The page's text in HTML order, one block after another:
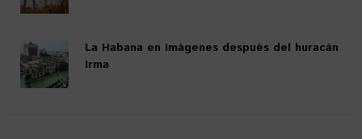
La Habana en imágenes después del huracán
Irma